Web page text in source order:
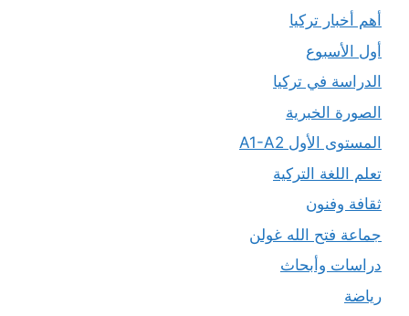
أهم أخبار تركيا
أول الأسبوع
الدراسة في تركيا
الصورة الخبرية
المستوى الأول A1-A2
تعلم اللغة التركية
ثقافة وفنون
جماعة فتح الله غولن
دراسات وأبحاث
رياضة